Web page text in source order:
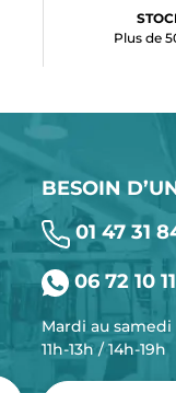
Plus de
BESOIN
01 47 31
06 72 10
Mardi au samedi
11h-13h / 14h-19h